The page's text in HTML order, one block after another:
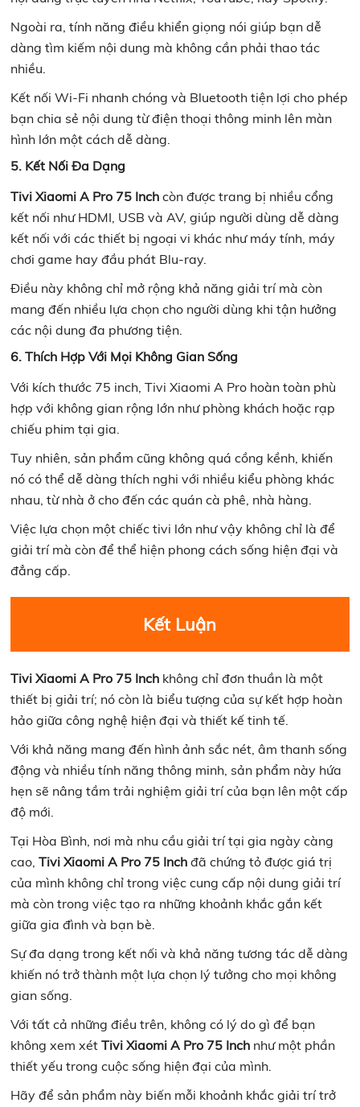
Ngoài ra, tính năng điều khiển giọng nói giúp bạn dễ
dàng tìm kiếm nội dung mà không cần phải thao tác
nhiều.
Kết nối Wi-Fi nhanh chóng và Bluetooth tiện lợi cho phép
bạn chia sẻ nội dung từ điện thoại thông minh lên màn
hình lớn một cách dễ dàng.
5. Kết Nối Đa Dạng
Tivi Xiaomi A Pro 75 Inch còn được trang bị nhiều cổng
kết nối như HDMI, USB và AV, giúp người dùng dễ dàng
kết nối với các thiết bị ngoại vi khác như máy tính, máy
chơi game hay đầu phát Blu-ray.
Điều này không chỉ mở rộng khả năng giải trí mà còn
mang đến nhiều lựa chọn cho người dùng khi tận hưởng
các nội dung đa phương tiện.
6. Thích Hợp Với Mọi Không Gian Sống
Với kích thước 75 inch, Tivi Xiaomi A Pro hoàn toàn phù
hợp với không gian rộng lớn như phòng khách hoặc rạp
chiếu phim tại gia.
Tuy nhiên, sản phẩm cũng không quá cồng kềnh, khiến
nó có thể dễ dàng thích nghi với nhiều kiểu phòng khác
nhau, từ nhà ở cho đến các quán cà phê, nhà hàng.
Việc lựa chọn một chiếc tivi lớn như vậy không chỉ là để
giải trí mà còn để thể hiện phong cách sống hiện đại và
đẳng cấp.
Kết Luận
Tivi Xiaomi A Pro 75 Inch không chỉ đơn thuần là một
thiết bị giải trí; nó còn là biểu tượng của sự kết hợp hoàn
hảo giữa công nghệ hiện đại và thiết kế tinh tế.
Với khả năng mang đến hình ảnh sắc nét, âm thanh sống
động và nhiều tính năng thông minh, sản phẩm này hứa
hẹn sẽ nâng tầm trải nghiệm giải trí của bạn lên một cấp
độ mới.
Tại Hòa Bình, nơi mà nhu cầu giải trí tại gia ngày càng
cao,Tivi Xiaomi A Pro 75 Inch đã chứng tỏ được giá trị
của mình không chỉ trong việc cung cấp nội dung giải trí
mà còn trong việc tạo ra những khoảnh khắc gắn kết
giữa gia đình và bạn bè.
Sự đa dạng trong kết nối và khả năng tương tác dễ dàng
khiến nó trở thành một lựa chọn lý tưởng cho mọi không
gian sống.
Với tất cả những điều trên, không có lý do gì để bạn
không xem xét Tivi Xiaomi A Pro 75 Inch như một phần
thiết yếu trong cuộc sống hiện đại của mình.
Hãy để sản phẩm này biến mỗi khoảnh khắc giải trí trở